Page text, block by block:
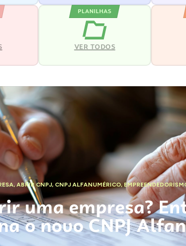
PLANILHAS
VER TODOS
,ABRIR CNPJ, CNPJ ALFANUMÉRICO,
uma empresa?
o novo CNPJ